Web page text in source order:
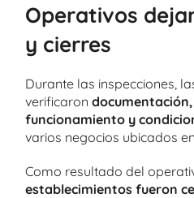
Operativos
y cierres
Durante las inspecciones,
verificaron
funcionamiento y
varios negocios ubicados
Como resultado del
establecimientos fueron